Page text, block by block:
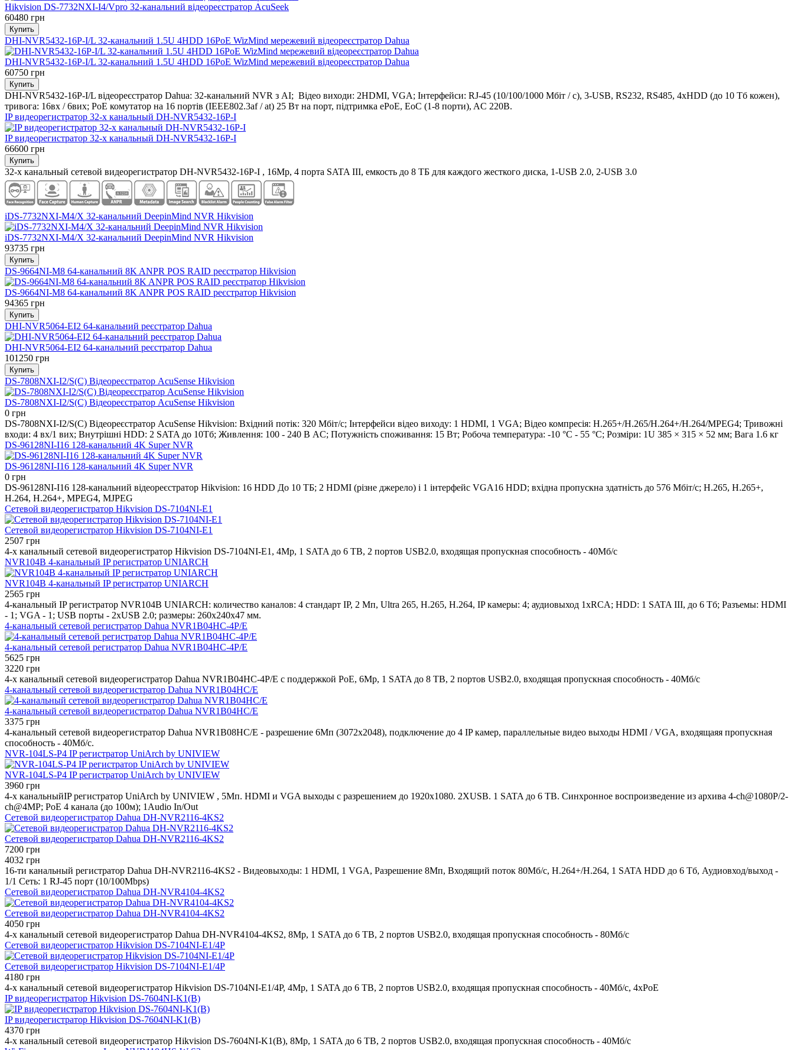
Hikvision DS-7732NXI-I4/Vpro 32-канальний відеореєстратор AcuSeek
60480 грн
DHI-NVR5432-16P-I/L 32-канальний 1.5U 4HDD 16PoE WizMind мережевий відеореєстратор Dahua
DHI-NVR5432-16P-I/L 32-канальний 1.5U 4HDD 16PoE WizMind мережевий відеореєстратор Dahua
60750 грн
DHI-NVR5432-16P-I/L відеореєстратор Dahua: 32-канальний NVR з AI; Відео виходи: 2HDMI, VGA; Інтерфейси: RJ-45 (10/100/1000 Мбіт / с), 3-USB, RS232, RS485, 4хHDD (до 10 Тб кожен),
тривога: 16вх / 6вих; PoE комутатор на 16 портів (IEEE802.3af / at) 25 Вт на порт, підтримка ePoE, EoC (1-8 порти), AC 220В.
IP видеорегистратор 32-х канальный DH-NVR5432-16P-I
IP видеорегистратор 32-х канальный DH-NVR5432-16P-I
66600 грн
32-х канальный сетевой видеорегистратор DH-NVR5432-16P-I , 16Mp, 4 порта SATA III, емкость до 8 ТБ для каждого жесткого диска, 1-USB 2.0, 2-USB 3.0
iDS-7732NXI-M4/X 32-канальний DeepinMind NVR Hikvision
iDS-7732NXI-M4/X 32-канальний DeepinMind NVR Hikvision
93735 грн
DS-9664NI-M8 64-канальний 8K ANPR POS RAID реєстратор Hikvision
DS-9664NI-M8 64-канальний 8K ANPR POS RAID реєстратор Hikvision
94365 грн
DHI-NVR5064-EI2 64-канальний реєстратор Dahua
DHI-NVR5064-EI2 64-канальний реєстратор Dahua
101250 грн
DS-7808NXI-I2/S(C) Відеореєстратор AcuSense Hikvision
DS-7808NXI-I2/S(C) Відеореєстратор AcuSense Hikvision
0 грн
DS-7808NXI-I2/S(C) Відеореєстратор AcuSense Hikvision: Вхідний потік: 320 Мбіт/с; Інтерфейси відео виходу: 1 HDMI, 1 VGA; Відео компресія: H.265+/H.265/H.264+/H.264/MPEG4; Тривожні
входи: 4 вх/1 вих; Внутрішні HDD: 2 SATA до 10Тб; Живлення: 100 - 240 В AC; Потужність споживання: 15 Вт; Робоча температура: -10 °C - 55 °C; Розміри: 1U 385 × 315 × 52 мм; Вага 1.6 кг
DS-96128NI-I16 128-канальний 4K Super NVR
DS-96128NI-I16 128-канальний 4K Super NVR
0 грн
DS-96128NI-I16 128-канальний відеореєстратор Hikvision: 16 HDD До 10 ТБ; 2 HDMI (різне джерело) і 1 інтерфейс VGA16 HDD; вхідна пропускна здатність до 576 Мбіт/с; H.265, H.265+,
H.264, H.264+, MPEG4, MJPEG
Сетевой видеорегистратор Hikvision DS-7104NI-E1
Сетевой видеорегистратор Hikvision DS-7104NI-E1
2507 грн
4-х канальный сетевой видеорегистратор Hikvision DS-7104NI-E1, 4Mp, 1 SATA до 6 TВ, 2 портов USB2.0, входящая пропускная способность - 40Мб/с
NVR104B 4-канальный IP регистратор UNIARCH
NVR104B 4-канальный IP регистратор UNIARCH
2565 грн
4-канальный IP регистратор NVR104B UNIARCH: количество каналов: 4 стандарт IP, 2 Мп, Ultra 265, H.265, H.264, IP камеры: 4; аудиовыход 1xRCA; HDD: 1 SATA III, до 6 Тб; Разъемы: HDMI
- 1; VGA - 1; USB порты - 2xUSB 2.0; размеры: 260x240x47 мм.
4-канальный сетевой регистратор Dahua NVR1B04HC-4P/E
4-канальный сетевой регистратор Dahua NVR1B04HC-4P/E
5625 грн
3220 грн
4-х канальный сетевой видеорегистратор Dahua NVR1B04HC-4P/E с поддержкой PoE, 6Mp, 1 SATA до 8 TВ, 2 портов USB2.0, входящая пропускная способность - 40Мб/с
4-канальный сетевой видеорегистратор Dahua NVR1B04HC/E
4-канальный сетевой видеорегистратор Dahua NVR1B04HC/E
3375 грн
4-канальный сетевой видеорегистратор Dahua NVR1B08HC/E - разрешение 6Мп (3072х2048), подключение до 4 IP камер, параллельные видео выходы HDMI / VGA, входящаяя пропускная
способность - 40Мб/с.
NVR-104LS-P4 IP регистратор UniArch by UNIVIEW
NVR-104LS-P4 IP регистратор UniArch by UNIVIEW
3960 грн
4-х канальныйIP регистратор UniArch by UNIVIEW , 5Mп. HDMI и VGA выходы с разрешением до 1920x1080. 2ХUSB. 1 SATA до 6 TВ. Синхронное воспроизведение из архива 4-ch@1080P/2-
ch@4MP; PoE 4 канала (до 100м); 1Audio In/Out
Сетевой видеорегистратор Dahua DH-NVR2116-4KS2
Сетевой видеорегистратор Dahua DH-NVR2116-4KS2
7200 грн
4032 грн
16-ти канальный регистратор Dahua DH-NVR2116-4KS2 - Видеовыходы: 1 HDMI, 1 VGA, Разрешение 8Мп, Входящий поток 80Mб/с, H.264+/H.264, 1 SATA HDD до 6 Тб, Аудиовход/выход -
1/1 Сеть: 1 RJ-45 порт (10/100Mbps)
Сетевой видеорегистратор Dahua DH-NVR4104-4KS2
Сетевой видеорегистратор Dahua DH-NVR4104-4KS2
4050 грн
4-х канальный сетевой видеорегистратор Dahua DH-NVR4104-4KS2, 8Mp, 1 SATA до 6 TВ, 2 портов USB2.0, входящая пропускная способность - 80Мб/с
Сетевой видеорегистратор Hikvision DS-7104NI-E1/4P
Сетевой видеорегистратор Hikvision DS-7104NI-E1/4P
4180 грн
4-х канальный сетевой видеорегистратор Hikvision DS-7104NI-E1/4P, 4Mp, 1 SATA до 6 TВ, 2 портов USB2.0, входящая пропускная способность - 40Мб/с, 4xPoE
IP видеорегистратор Hikvision DS-7604NI-K1(B)
IP видеорегистратор Hikvision DS-7604NI-K1(B)
4370 грн
4-х канальный сетевой видеорегистратор Hikvision DS-7604NI-K1(B), 8Mp, 1 SATA до 6 TВ, 2 портов USB2.0, входящая пропускная способность - 40Мб/с